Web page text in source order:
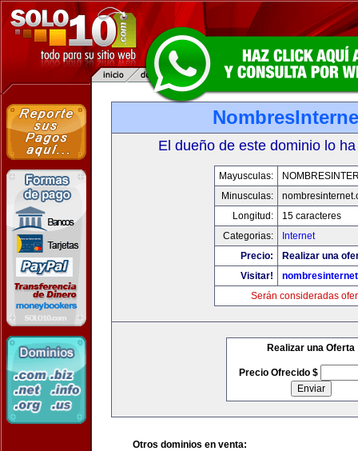
El dueño de este dominio lo
Mayusculas:
Minusculas:
Longitud:
15 caracteres
Categorias:
Internet
Precio:
Realizar una
Visitar!
Serán consideradas
Realizar una Oferta
Precio Ofrecido $
Otros dominios en venta: